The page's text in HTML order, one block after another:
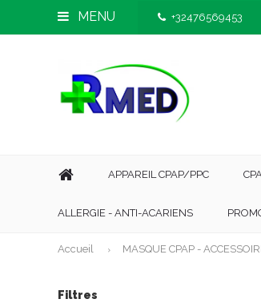
MENU +32476569453
APPAREIL CPAP/PPC
ALLERGIE - ANTI-ACARIENS
Accueil MASQUE CPAP -
Filtres